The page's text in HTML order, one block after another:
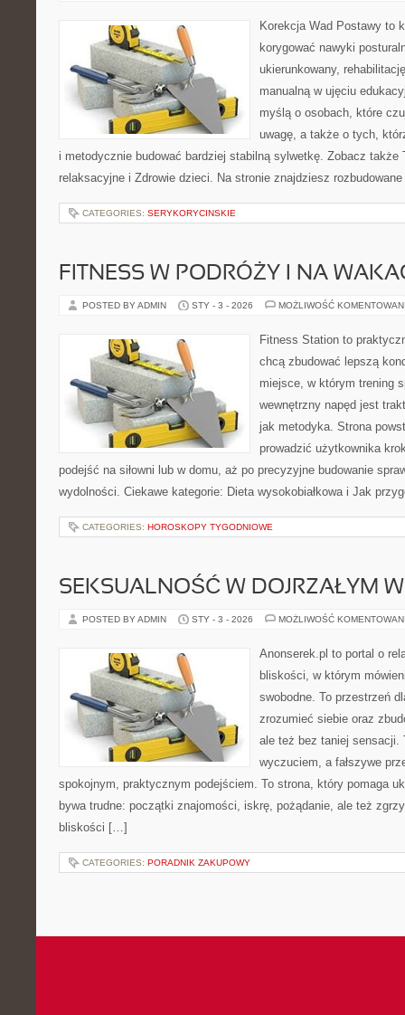
Korekcja Wad Postawy to
korygować nawyki
ukierunkowany,
manualną w ujęciu
myślą o osobach, które
uwagę, a także o tych,
i metodycznie budować bardziej stabilną sylwetkę. Zobacz także
relaksacyjne i Zdrowie dzieci. Na stronie znajdziesz
CATEGORIES: SERYKORYCINSKIE
FITNESS W PODRÓŻY I NA
POSTED BY ADMIN STY - 3 - 2026 MOŻLIWOŚĆ
Fitness Station to
chcą zbudować lepszą
miejsce, w którym trening
wewnętrzny napęd jest
jak metodyka. Strona
prowadzić użytkownika
podejść na siłowni lub w domu, aż po precyzyjne budowanie
wydolności. Ciekawe kategorie: Dieta wysokobiałkowa i Jak
CATEGORIES: HOROSKOPY TYGODNIOWE
SEKSUALNOŚĆ W DOJRZAŁYM
POSTED BY ADMIN STY - 3 - 2026 MOŻLIWOŚĆ
Anonserek.pl to portal o
bliskości, w którym
swobodne. To przestrzeń
zrozumieć siebie oraz
ale też bez taniej
wyczuciem, a fałszywe
spokojnym, praktycznym podejściem. To strona, który pomaga
bywa trudne: początki znajomości, iskrę, pożądanie, ale też
bliskości […]
CATEGORIES: PORADNIK ZAKUPOWY